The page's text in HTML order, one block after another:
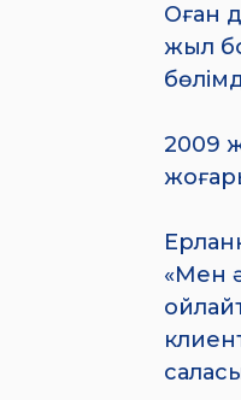
Оған
жыл
2009
«Мен